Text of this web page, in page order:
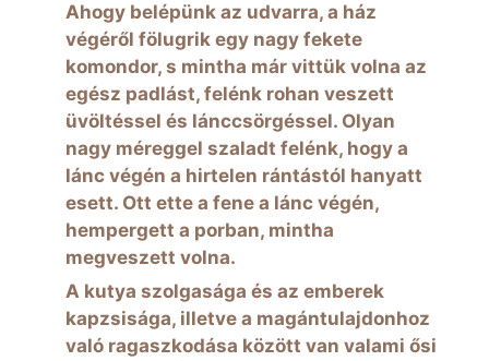
Ahogy belépünk az udvarra, a ház
végéről fölugrik egy nagy fekete
komondor, s mintha már vittük volna az
egész padlást, felénk rohan veszett
üvöltéssel és lánccsörgéssel. Olyan
nagy méreggel szaladt felénk, hogy a
lánc végén a hirtelen rántástól hanyatt
esett. Ott ette a fene a lánc végén,
hempergett a porban, mintha
megveszett volna.
A kutya szolgasága és az emberek
kapzsisága, illetve a magántulajdonhoz
való ragaszkodása között van valami ősi